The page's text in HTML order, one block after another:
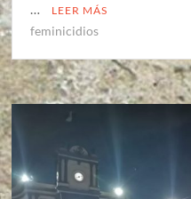
…
LEER MÁS
feminicidios